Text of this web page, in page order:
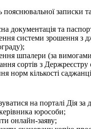
пояснювальної записки
документація та
системи зрошення з
шпалери (за
сортів з Держреєстру
норм кількості
на порталі Дія
юрособи;
онлайн-заяву;